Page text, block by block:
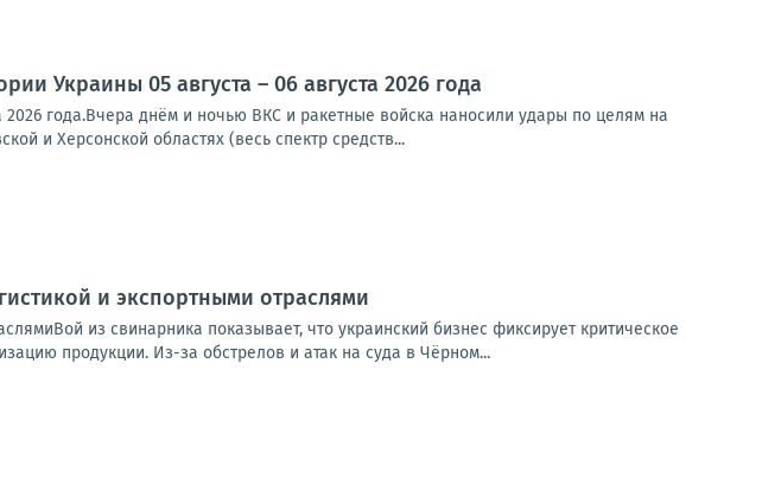
Украины 05 августа – 06 августа 2026 года
2026 года.Вчера днём и ночью ВКС и ракетные войска наносили удары по целям на
и Херсонской областях (весь спектр средств...
и экспортными отраслями
из свинарника показывает, что украинский бизнес фиксирует критическое
продукции. Из-за обстрелов и атак на суда в Чёрном...